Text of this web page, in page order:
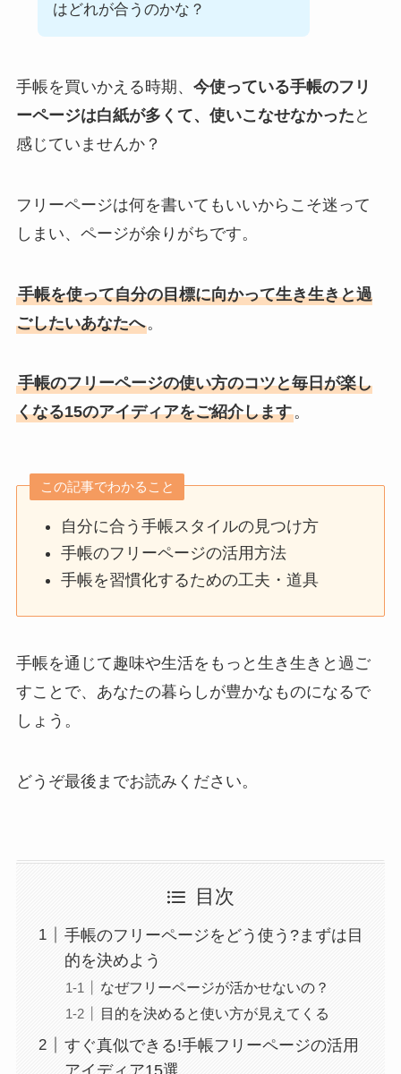
はどれが合うのかな？
手帳を買いかえる時期、 今使っている手帳のフリ
ーページは白紙が多くて、使いこなせなかった と
感じていませんか？
フリーページは何を書いてもいいからこそ迷って
しまい、ページが余りがちです。
手帳を使って自分の目標に向かって生き生きと過
ごしたいあなたへ。
手帳のフリーページの使い方のコツと毎日が楽し
くなる15のアイディアをご紹介します。
この記事でわかること
自分に合う手帳スタイルの見つけ方
手帳のフリーページの活用方法
手帳を習慣化するための工夫・道具
手帳を通じて趣味や生活をもっと生き生きと過ご
すことで、あなたの暮らしが豊かなものになるで
しょう。
どうぞ最後までお読みください。
目次
手帳のフリーページをどう使う?まずは目
的を決めよう
なぜフリーページが活かせないの？
目的を決めると使い方が見えてくる
すぐ真似できる!手帳フリーページの活用
アイディア15選